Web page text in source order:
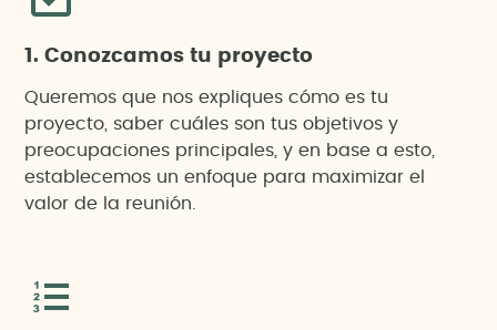
1. Conozcamos tu proyecto
Queremos que nos expliques cómo es tu
proyecto, saber cuáles son tus objetivos y
preocupaciones principales, y en base a esto,
establecemos un enfoque para maximizar el
valor de la reunión.